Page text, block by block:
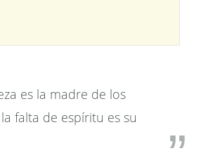
es la madre de los
falta de espíritu es su